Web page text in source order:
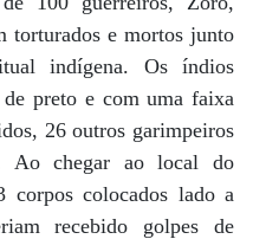
torturados e mortos junto
indígena. Os índios
preto e com uma faixa
26 outros garimpeiros
Ao chegar ao local do
corpos colocados lado a
recebido golpes de